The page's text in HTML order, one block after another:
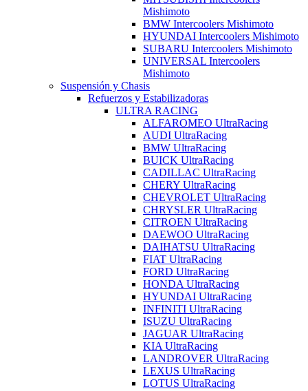
Mishimoto
BMW Intercoolers Mishimoto
HYUNDAI Intercoolers Mishimoto
SUBARU Intercoolers Mishimoto
UNIVERSAL Intercoolers
Mishimoto
Suspensión y Chasis
Refuerzos y Estabilizadoras
ULTRA RACING
ALFAROMEO UltraRacing
AUDI UltraRacing
BMW UltraRacing
BUICK UltraRacing
CADILLAC UltraRacing
CHERY UltraRacing
CHEVROLET UltraRacing
CHRYSLER UltraRacing
CITROEN UltraRacing
DAEWOO UltraRacing
DAIHATSU UltraRacing
FIAT UltraRacing
FORD UltraRacing
HONDA UltraRacing
HYUNDAI UltraRacing
INFINITI UltraRacing
ISUZU UltraRacing
JAGUAR UltraRacing
KIA UltraRacing
LANDROVER UltraRacing
LEXUS UltraRacing
LOTUS UltraRacing